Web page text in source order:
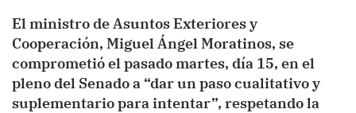
El ministro de Asuntos Exteriores y
Cooperación, Miguel Ángel Moratinos, se
comprometió el pasado martes, día 15, en el
pleno del Senado a “dar un paso cualitativo y
suplementario para intentar”, respetando la